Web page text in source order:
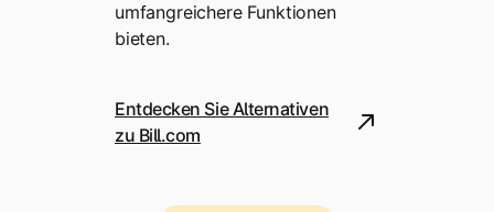
umfangreichere Funktionen
bieten.
Entdecken Sie Alternativen
zu Bill.com